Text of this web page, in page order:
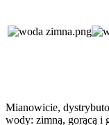
Mianowicie,
wody: zimną, gorącą i